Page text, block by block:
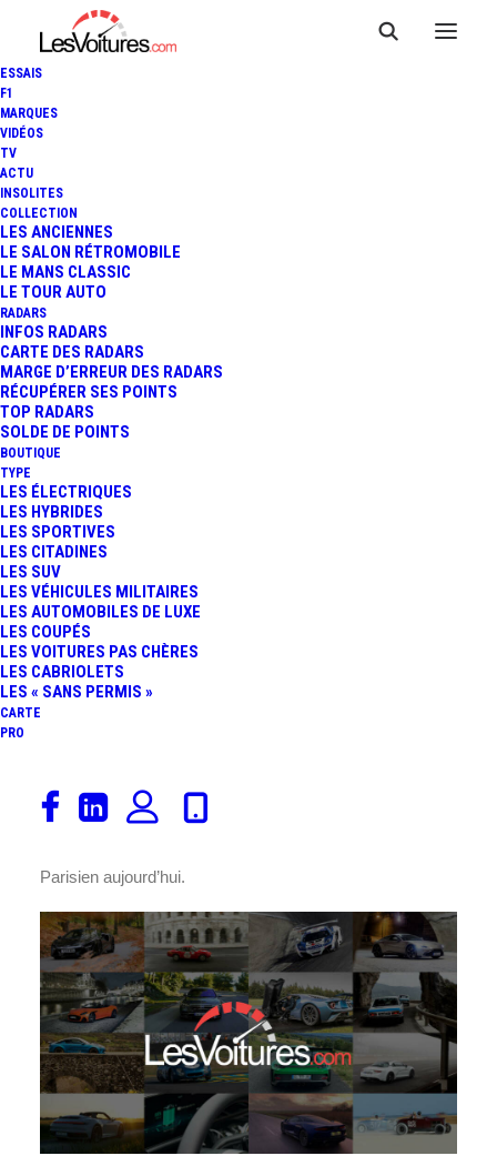
ESSAIS
F1
MARQUES
VIDÉOS
TV
ACTU
INSOLITES
COLLECTION
LES ANCIENNES
LE SALON RÉTROMOBILE
LE MANS CLASSIC
LE TOUR AUTO
RADARS
INFOS RADARS
CARTE DES RADARS
MARGE D’ERREUR DES RADARS
RÉCUPÉRER SES POINTS
TOP RADARS
SOLDE DE POINTS
BOUTIQUE
TYPE
LES ÉLECTRIQUES
LES HYBRIDES
LES SPORTIVES
LES CITADINES
LES SUV
LES VÉHICULES MILITAIRES
LES AUTOMOBILES DE LUXE
LES COUPÉS
LES VOITURES PAS CHÈRES
LES CABRIOLETS
LES « SANS PERMIS »
CARTE
PRO
F1 : MICHAEL SCHUMACHER
VA MIEUX !
1 Minutes
D’après Jean-François Payen, Chef du service
anesthésie-réanimation au CHU de Grenoble, Michael
Parisien aujourd’hui.